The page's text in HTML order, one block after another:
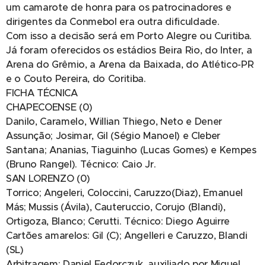
um camarote de honra para os patrocinadores e
dirigentes da Conmebol era outra dificuldade.
Com isso a decisão será em Porto Alegre ou Curitiba.
Já foram oferecidos os estádios Beira Rio, do Inter, a
Arena do Grêmio, a Arena da Baixada, do Atlético-PR
e o Couto Pereira, do Coritiba.
FICHA TÉCNICA
CHAPECOENSE (0)
Danilo, Caramelo, Willian Thiego, Neto e Dener
Assunção; Josimar, Gil (Ségio Manoel) e Cleber
Santana; Ananias, Tiaguinho (Lucas Gomes) e Kempes
(Bruno Rangel). Técnico: Caio Jr.
SAN LORENZO (0)
Torrico; Angeleri, Coloccini, Caruzzo(Diaz), Emanuel
Más; Mussis (Ávila), Cauteruccio, Corujo (Blandi),
Ortigoza, Blanco; Cerutti. Técnico: Diego Aguirre
Cartões amarelos: Gil (C); Angelleri e Caruzzo, Blandi
(SL)